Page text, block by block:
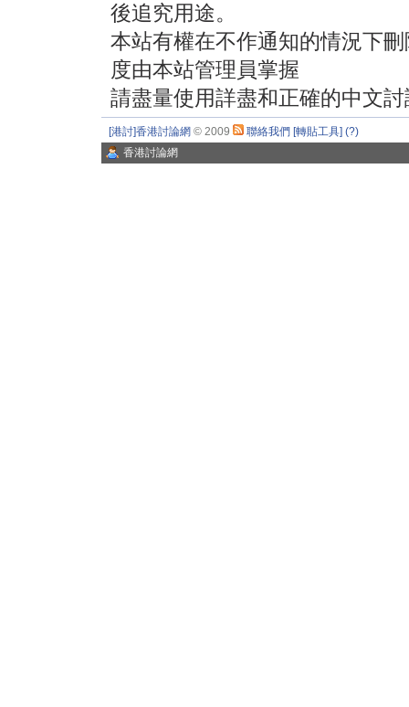
後追究用途。
本站有權在不作通知的情況下
度由本站管理員掌握
請盡量使用詳盡和正確的中文
[港討]香港討論網 © 2009 聯絡我們 [轉貼工具] (?)
香港討論網